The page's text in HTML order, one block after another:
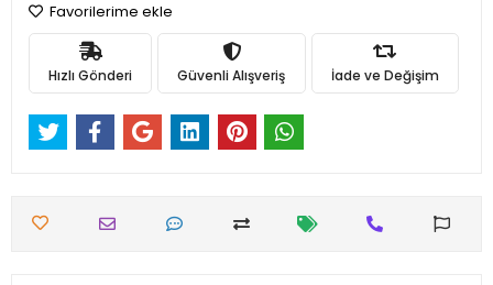
Favorilerime ekle
Hızlı Gönderi Güvenli Alışveriş İade ve Değişim